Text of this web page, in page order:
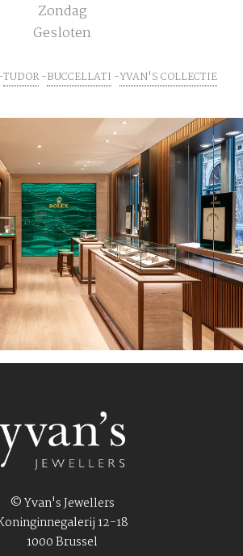
Zondag
Gesloten
TUDOR BUCCELLATI YVAN'S COLLECTIE
© Yvan's Jewellers
12-18
1000 Brussel